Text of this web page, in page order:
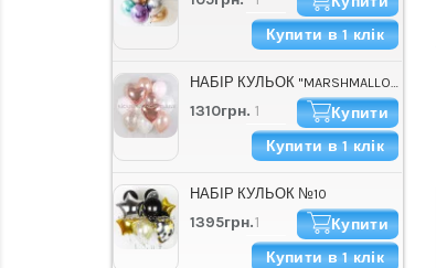
Купити в 1 клік
НАБІР КУЛЬОК "MARSHMALLOW"
1310грн.
Купити
Купити в 1 клік
НАБІР КУЛЬОК №10
1395грн.
Купити
Купити в 1 клік